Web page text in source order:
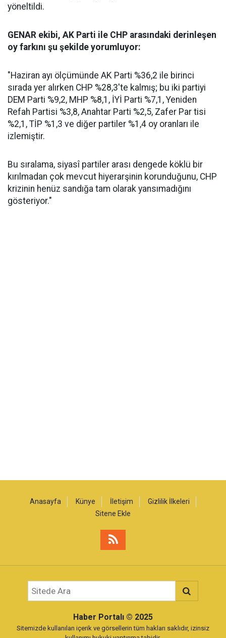
yöneltildi.
GENAR ekibi, AK Parti ile CHP arasındaki derinleşen
oy farkını şu şekilde yorumluyor:
"Haziran ayı ölçümünde AK Parti %36,2 ile birinci
sırada yer alırken CHP %28,3'te kalmış; bu iki partiyi
DEM Parti %9,2, MHP %8,1, İYİ Parti %7,1, Yeniden
Refah Partisi %3,8, Anahtar Parti %2,5, Zafer Par tisi
%2,1, TİP %1,3 ve diğer partiler %1,4 oy oranları ile
izlemiştir.
Bu sıralama, siyasî partiler arası dengede köklü bir
kırılmadan çok mevcut hiyerarşinin korunduğunu, CHP
krizinin henüz sandığa tam olarak yansımadığını
gösteriyor."
Anasayfa Künye İletişim
Gizlilik İlkeleri
Sitene Ekle
Haber Portalı © 2025
Sitemizde kullanılan içerik ve görsellerin tüm hakları saklıdır, izinsiz